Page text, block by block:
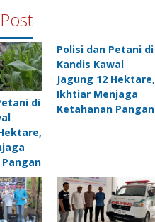
di
Polisi dan Petani di
Kandis Kawal
Jagung 12 Hektare,
Ikhtiar Menjaga
Ketahanan Pangan